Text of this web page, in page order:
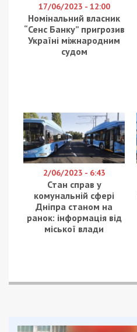
17/06/2023 - 12:00
Номінальний власник
“Сенс Банку” пригрозив
Україні міжнародним
судом
2/06/2023 - 6:43
Стан справ у
комунальній сфері
Дніпра станом на
ранок: інформація від
міської влади